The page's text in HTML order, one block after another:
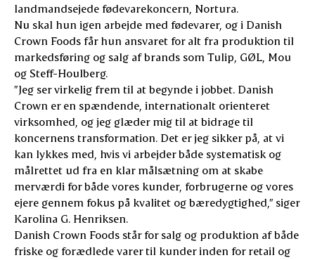
landmandsejede fødevarekoncern, Nortura.
Nu skal hun igen arbejde med fødevarer, og i Danish
Crown Foods får hun ansvaret for alt fra produktion til
markedsføring og salg af brands som Tulip, GØL, Mou
og Steff-Houlberg.
”Jeg ser virkelig frem til at begynde i jobbet. Danish
Crown er en spændende, internationalt orienteret
virksomhed, og jeg glæder mig til at bidrage til
koncernens transformation. Det er jeg sikker på, at vi
kan lykkes med, hvis vi arbejder både systematisk og
målrettet ud fra en klar målsætning om at skabe
merværdi for både vores kunder, forbrugerne og vores
ejere gennem fokus på kvalitet og bæredygtighed,” siger
Karolina G. Henriksen.
Danish Crown Foods står for salg og produktion af både
friske og forædlede varer til kunder inden for retail og